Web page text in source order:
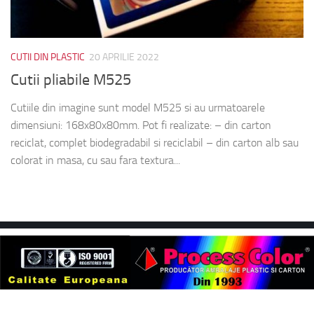
CUTII DIN PLASTIC 20 APRILIE 2022
Cutii pliabile M525
Cutiile din imagine sunt model M525 si au urmatoarele
dimensiuni: 168x80x80mm. Pot fi realizate: – din carton
reciclat, complet biodegradabil si reciclabil – din carton alb sau
colorat in masa, cu sau fara textura...